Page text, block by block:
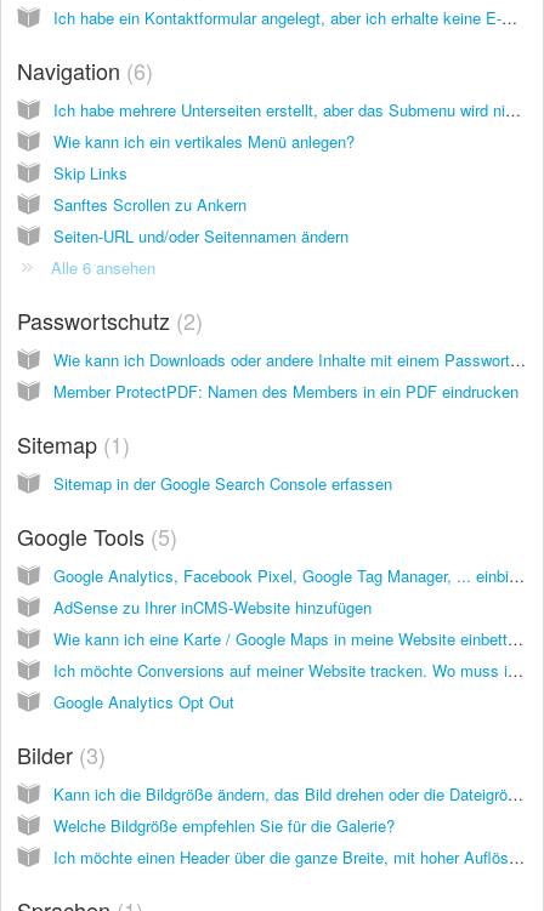
Ich habe ein Kontaktformular angelegt, aber ich erhalte keine E-Mails
Navigation 6
Ich habe mehrere Unterseiten erstellt, aber das Submenu wird nicht angezeigt. Warum?
Wie kann ich ein vertikales Menü anlegen?
Skip Links
Sanftes Scrollen zu Ankern
Seiten-URL und/oder Seitennamen ändern
Alle 6 ansehen
Passwortschutz 2
Wie kann ich Downloads oder andere Inhalte mit einem Passwort schützen?
Member ProtectPDF: Namen des Members in ein PDF eindrucken
Sitemap 1
Sitemap in der Google Search Console erfassen
Google Tools 5
Google Analytics, Facebook Pixel, Google Tag Manager, ... einbinden
AdSense zu Ihrer inCMS-Website hinzufügen
Wie kann ich eine Karte / Google Maps in meine Website einbetten?
Ich möchte Conversions auf meiner Website tracken. Wo muss ich den Tracking Code von Google AdWords eingeben?
Google Analytics Opt Out
Bilder 3
Kann ich die Bildgröße ändern, das Bild drehen oder die Dateigröße direkt in inCMS ändern?
Welche Bildgröße empfehlen Sie für die Galerie?
Ich möchte einen Header über die ganze Breite, mit hoher Auflösung, ohne Zuschneiden. Was ist die beste Größe?